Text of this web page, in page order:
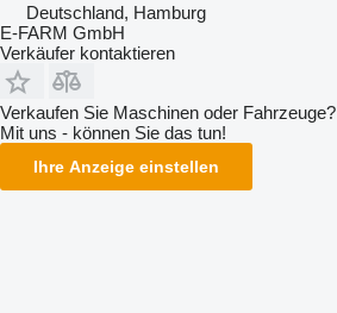
Deutschland, Hamburg
E-FARM GmbH
Verkäufer kontaktieren
Verkaufen Sie Maschinen oder Fahrzeuge?
Mit uns - können Sie das tun!
Ihre Anzeige einstellen